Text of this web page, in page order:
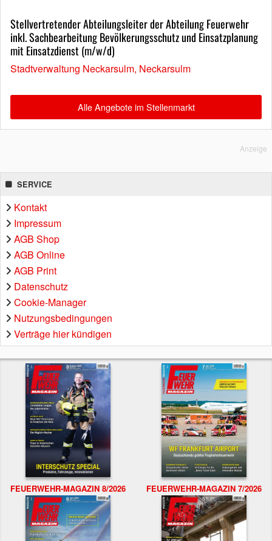
Stellvertretender Abteilungsleiter der Abteilung Feuerwehr
inkl. Sachbearbeitung Bevölkerungsschutz und Einsatzplanung
mit Einsatzdienst (m/w/d)
Stadtverwaltung Neckarsulm, Neckarsulm
Alle Angebote im Stellenmarkt
Anzeige
SERVICE
Kontakt
Impressum
AGB Shop
AGB Online
AGB Print
Datenschutz
Cookie-Manager
Nutzungsbedingungen
Verträge hier kündigen
FEUERWEHR-MAGAZIN 8/2026 FEUERWEHR-MAGAZIN 7/2026